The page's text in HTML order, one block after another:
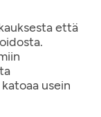
että
usein